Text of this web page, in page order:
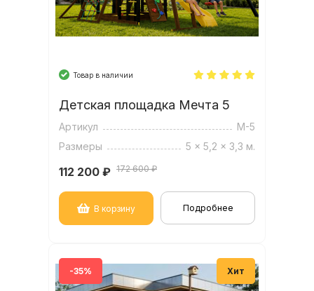
Производитель оставляет за собой
право менять цвет отдельных
элементов, в зависимости от наличия
Товар в наличии
Детская площадка Мечта 5
Артикул
М-5
Размеры
5 x 5,2 x 3,3 м.
112 200 ₽ 172 600 ₽
В корзину Подробнее
-35% Хит